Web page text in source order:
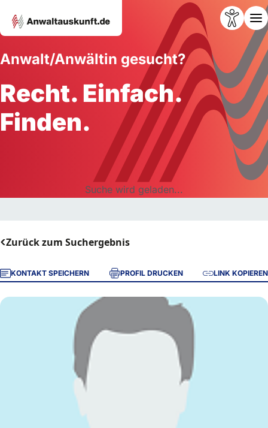
Anwalt/Anwältin gesucht?
Recht. Einfach.
Finden.
Suche wird geladen...
Zurück zum Suchergebnis
KONTAKT SPEICHERN PROFIL DRUCKEN LINK KOPIEREN